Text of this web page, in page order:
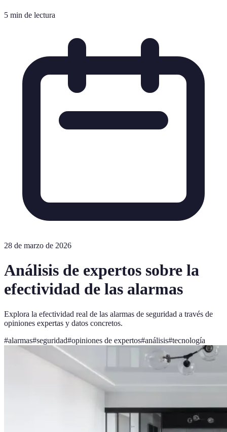
5 min de lectura
28 de marzo de 2026
Análisis de expertos sobre la
efectividad de las alarmas
Explora la efectividad real de las alarmas de seguridad a través de
opiniones expertas y datos concretos.
#alarmas#seguridad#opiniones de expertos#análisis#tecnología